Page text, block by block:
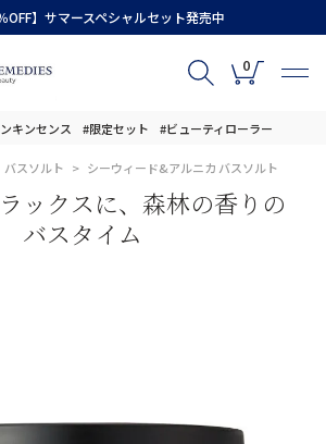
OFF】サマースペシャルセット発売中
0
キンセンス #限定セット #ビューティローラー
バスソルト シーウィード&アルニカ バスソルト
ックスに、森林の香りの
バスタイム